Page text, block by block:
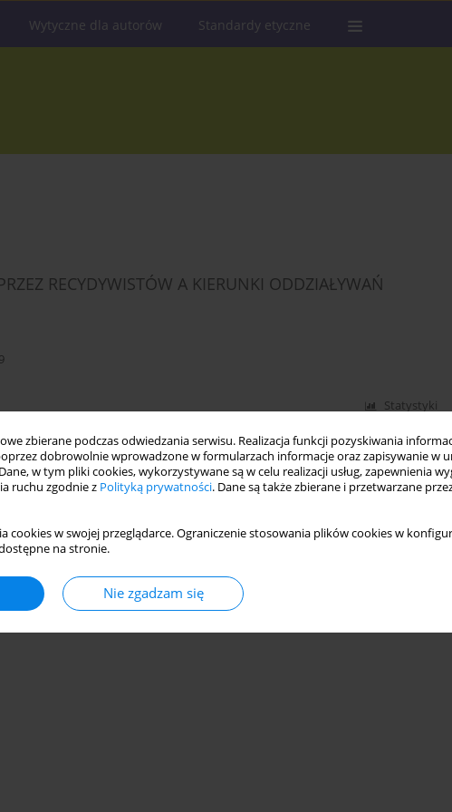
zbierane podczas odwiedzania serwisu. Realizacja funkcji pozyskiwania
dobrowolnie wprowadzone w formularzach informacje oraz zapisywanie w
w tym pliki cookies, wykorzystywane są w celu realizacji usług, zapewnienia
ruchu zgodnie z Polityką prywatności. Dane są także zbierane i przetwarzane
cookies w swojej przeglądarce. Ograniczenie stosowania plików cookies w
na stronie.
Nie zgadzam się
Wytyczne dla autorów Standardy etyczne
RECYDYWISTÓW A KIERUNKI ODDZIAŁYWAŃ
Statystyki